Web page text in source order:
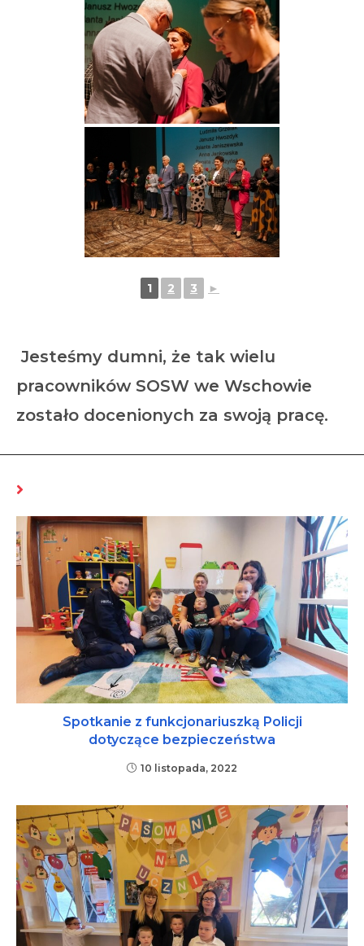
1 2 3 ►
Jesteśmy dumni, że tak wielu
pracowników SOSW we Wschowie
zostało docenionych za swoją pracę.
Spotkanie z funkcjonariuszką Policji
dotyczące bezpieczeństwa
10 listopada, 2022